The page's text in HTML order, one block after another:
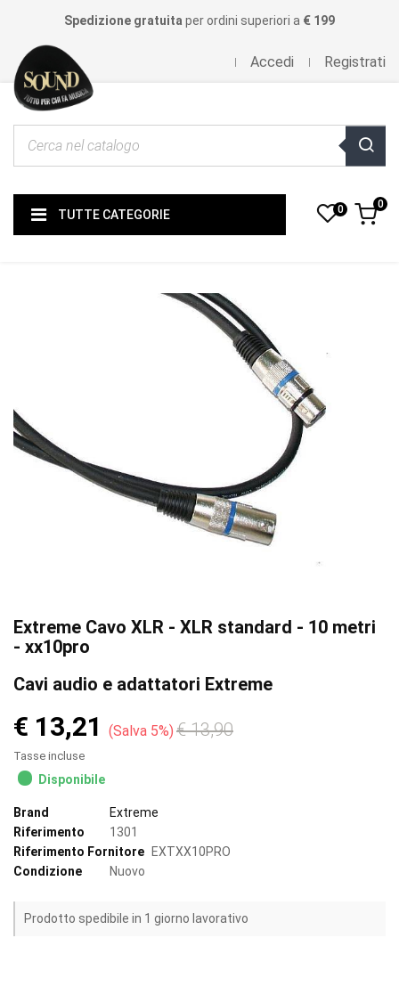
Spedizione gratuita per ordini superiori a € 199
Accedi Registrati
TUTTE CATEGORIE 0 0
Extreme Cavo XLR - XLR standard - 10 metri
- xx10pro
Cavi audio e adattatori Extreme
€ 13,21 Salva 5% € 13,90
Tasse incluse
Disponibile
Brand
Extreme
Riferimento
1301
Riferimento Fornitore EXTXX10PRO
Condizione
Nuovo
Prodotto spedibile in 1 giorno lavorativo